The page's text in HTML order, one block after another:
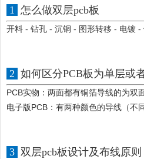
1 怎么做双层pcb板
开料 - 钻孔 - 沉铜 - 图形转移 - 电镀
2 如何区分PCB板为单层或
PCB实物：两面都有铜箔导线的为双面
电子版PCB：有两种颜色的导线（不
3 双层pcb板设计及布线原则